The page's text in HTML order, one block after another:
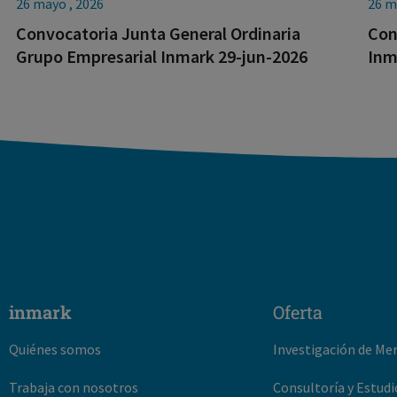
Convocatoria Junta General Ordinaria
Grupo Empresarial Inmark 29-jun-2026
inmark
Quiénes somos
Trabaja con nosotros
Oferta
Investigación de
Consultoría y